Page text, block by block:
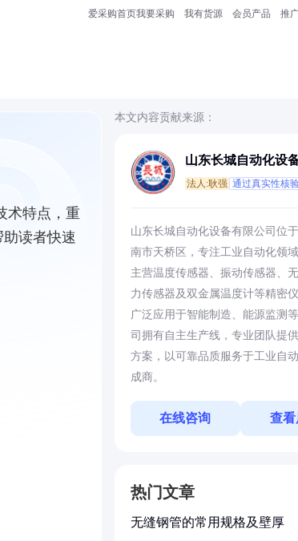
爱采购首页我要采购 我有货源 会员产品 推
术特点，重
读者快速
本文内容贡献来源：
山东长城自动化设
法人:耿强 通过真实性核
山东长城自动化设备有限公司位
南市天桥区，专注工业自动化领域
主营温度传感器、振动传感器、
力传感器及双金属温度计等精密
广泛应用于智能制造、能源监测
司拥有自主生产线，专业团队提
方案，以可靠品质服务于工业自
成商。
在线咨询 查
热门文章
无缝钢管的常用规格及壁厚